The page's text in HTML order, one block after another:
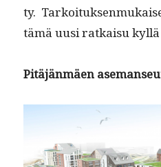
ty.
tämä uusi ratkaisu kyl­lä
Pitäjän­mäen